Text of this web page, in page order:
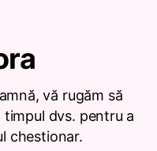
vă rugăm să
dvs. pentru a
chestionar.